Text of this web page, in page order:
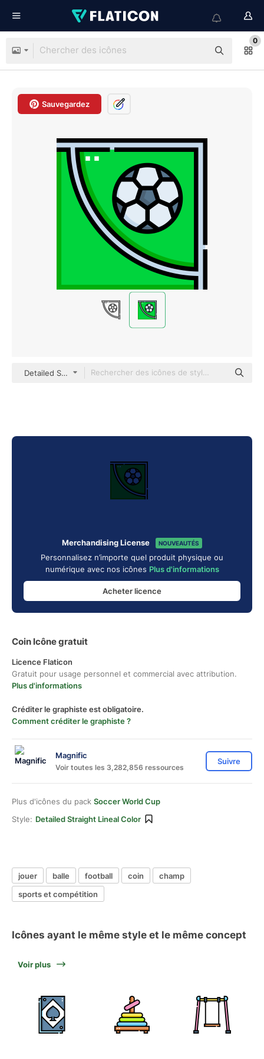
0
Sauvegardez
Detailed Straight Lineal color
Merchandising License NOUVEAUTÉS
Personnalisez n’importe quel produit physique ou
numérique avec nos icônes Plus d'informations
Acheter licence
Coin Icône gratuit
Licence Flaticon
Gratuit pour usage personnel et commercial avec attribution.
Plus d'informations
Créditer le graphiste est obligatoire.
Comment créditer le graphiste ?
Magnific
Voir toutes les 3,282,856 ressources
Suivre
Plus d'icônes du pack Soccer World Cup
Style: Detailed Straight Lineal Color
jouer balle football coin
champ
sports et compétition
Icônes ayant le même style et le même concept
Voir plus